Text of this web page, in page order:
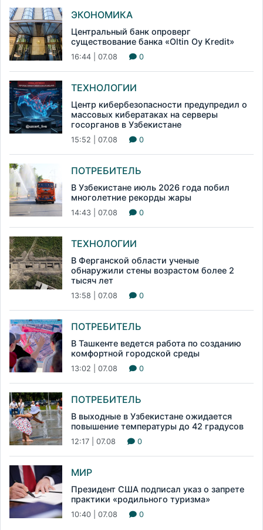
ЭКОНОМИКА
Центральный банк опроверг
существование банка «Oltin Oy Kredit»
16:44 | 07.08 0
ТЕХНОЛОГИИ
Центр кибербезопасности предупредил о
массовых кибератаках на серверы
госорганов в Узбекистане
15:52 | 07.08 0
ПОТРЕБИТЕЛЬ
В Узбекистане июль 2026 года побил
многолетние рекорды жары
14:43 | 07.08 0
ТЕХНОЛОГИИ
В Ферганской области ученые
обнаружили стены возрастом более 2
тысяч лет
13:58 | 07.08 0
ПОТРЕБИТЕЛЬ
В Ташкенте ведется работа по созданию
комфортной городской среды
13:02 | 07.08 0
ПОТРЕБИТЕЛЬ
В выходные в Узбекистане ожидается
повышение температуры до 42 градусов
12:17 | 07.08 0
МИР
Президент США подписал указ о запрете
практики «родильного туризма»
10:40 | 07.08 0